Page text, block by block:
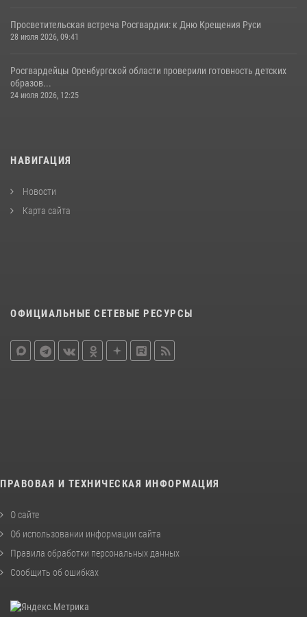
Просветительская встреча Росгвардии: к Дню Крещения Руси
28 июля 2026, 09:41
Росгвардейцы Оренбургской области проверили готовность детских
образов...
24 июля 2026, 12:25
НАВИГАЦИЯ
Новости
Карта сайта
ОФИЦИАЛЬНЫЕ СЕТЕВЫЕ РЕСУРСЫ
ПРАВОВАЯ И ТЕХНИЧЕСКАЯ ИНФОРМАЦИЯ
О сайте
Об использовании информации сайта
Правила обработки персональных данных
Сообщить об ошибках